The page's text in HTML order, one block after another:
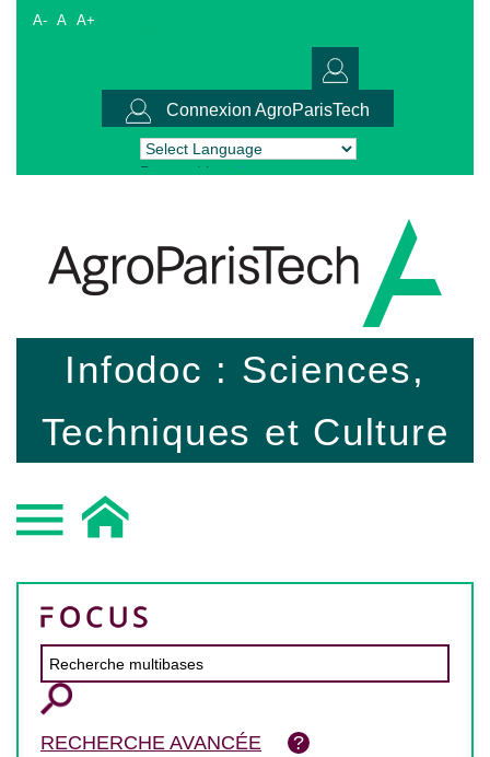
A- A A+
Connexion AgroParisTech
Powered by Translate
Infodoc : Sciences,
Techniques et Culture
RECHERCHE AVANCÉE